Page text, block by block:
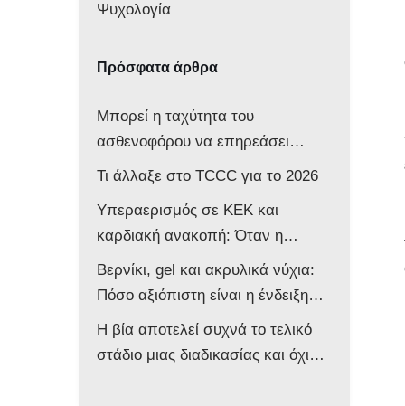
Ψυχολογία
Πρόσφατα άρθρα
Μπορεί η ταχύτητα του
ασθενοφόρου να επηρεάσει
νευρολογικά ένα βρέφος;
Τι άλλαξε στο TCCC για το 2026
Υπεραερισμός σε ΚΕΚ και
καρδιακή ανακοπή: Όταν η
επιθετική αντιμετώπιση βλάπτει
τον ασθενή
Βερνίκι, gel και ακρυλικά νύχια:
Πόσο αξιόπιστη είναι η ένδειξη
του παλμικού οξυμέτρου στο
ασθενοφόρο;
Η βία αποτελεί συχνά το τελικό
στάδιο μιας διαδικασίας και όχι